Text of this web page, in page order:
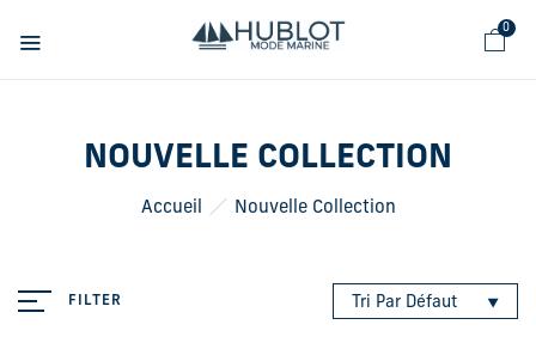
0
NOUVELLE COLLECTION
Accueil Nouvelle Collection
FILTER Tri Par Défaut
Panneau de gestion des cookies